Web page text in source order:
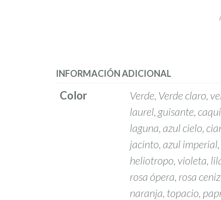
INFORMACIÓN ADICIONAL
Color
Verde, Verde claro,
laurel, guisante,
laguna, azul cielo,
jacinto, azul
heliotropo, violeta,
rosa ópera, rosa
naranja, topacio,